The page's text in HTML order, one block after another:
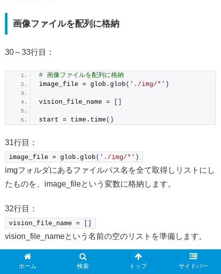
画像ファイルを配列に格納
30～33行目：
# 画像ファイルを配列に格納
image_file = glob. glob ( './img/*' )
vision_file_name = []
start = time. time ()
31行目：
image_file = glob. glob ( './img/*' )
imgフォルダにあるファイルパス名を全て取得しリストにし
たものを、image_fileという変数に格納します。
32行目：
vision_file_name =
vision_file_nameという名前の空のリストを準備します。
33行目：
ホーム 検索 トップ サイドバー